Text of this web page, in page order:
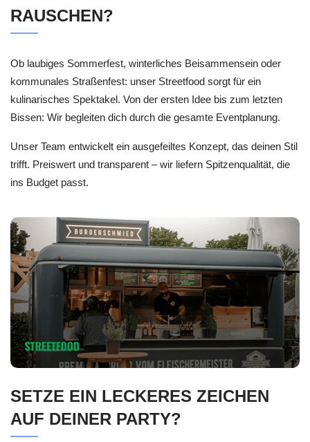
RAUSCHEN?
Ob laubiges Sommerfest, winterliches Beisammensein oder
kommunales Straßenfest: unser Streetfood sorgt für ein
kulinarisches Spektakel. Von der ersten Idee bis zum letzten
Bissen: Wir begleiten dich durch die gesamte Eventplanung.
Unser Team entwickelt ein ausgefeiltes Konzept, das deinen Stil
trifft. Preiswert und transparent – wir liefern Spitzenqualität, die
ins Budget passt.
SETZE EIN LECKERES ZEICHEN
AUF DEINER PARTY?